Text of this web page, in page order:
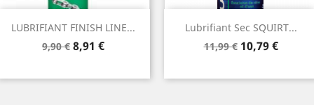
LUBRIFIANT FINISH LINE...
Prix
9,90 € Prix
8,91 €
Lubrifiant Sec SQUIRT...
Prix
11,99 € Prix
10,79 €